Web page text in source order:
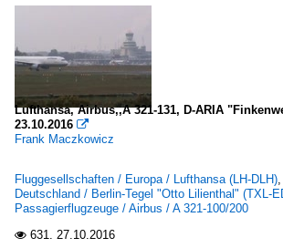
Lufthansa, Airbus,,A 321-131, D-ARIA
23.10.2016 
Frank Maczkowicz
Fluggesellschaften / Europa / Lufthansa (LH-DLH),
Deutschland / Berlin-Tegel "Otto Lilienthal" (TXL-
Passagierflugzeuge / Airbus / A 321-100/200
 631. 27.10.2016